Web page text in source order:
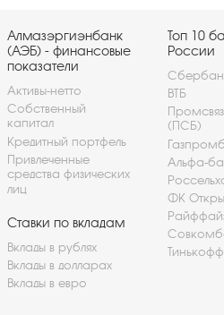
Алмазэргиэнбанк
(АЭБ) - финансовые
показатели
Активы-нетто
Собственный
капитал
Кредитный портфель
Привлеченные
средства физических
лиц
Ставки по вкладам
Вклады в рублях
Вклады в долларах
Вклады в евро
Топ 10
России
ВТБ
(ПСБ)
Альфа-
ФК